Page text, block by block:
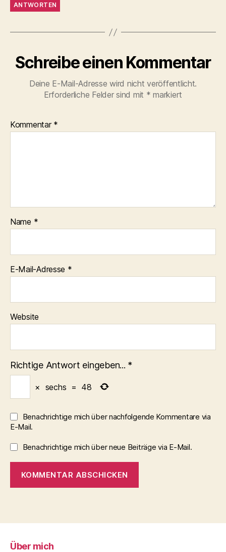
ANTWORTEN
Schreibe einen Kommentar
Deine E-Mail-Adresse wird nicht veröffentlicht.
Erforderliche Felder sind mit * markiert
Kommentar *
Name *
E-Mail-Adresse *
Website
Richtige Antwort eingeben... *
× sechs = 48
Benachrichtige mich über nachfolgende Kommentare via
E-Mail.
Benachrichtige mich über neue Beiträge via E-Mail.
Über mich